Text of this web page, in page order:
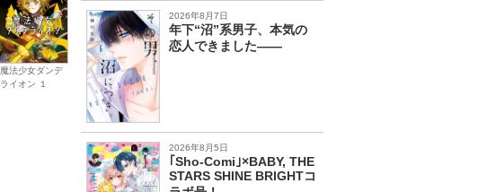
魔法少女ダンデ
ライオン １
2026年8月7日
年下“沼”系男子、本気の
恋人できました――
2026年8月5日
｢Sho-Comi｣×BABY, THE
STARS SHINE BRIGHTコ